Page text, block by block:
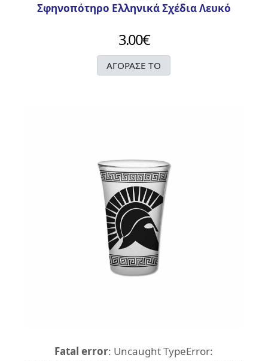
Σφηνοπότηρο Ελληνικά Σχέδια Λευκό
3.00€
ΑΓΟΡΑΣΕ ΤΟ
Fatal error: Uncaught TypeError: